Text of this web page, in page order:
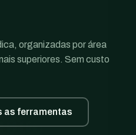
organizadas por área
superiores. Sem custo
as ferramentas